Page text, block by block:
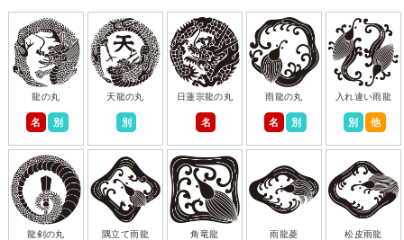
龍の丸
名 別
天龍の丸
別
日蓮宗龍の丸
名
雨龍の丸
名 別
入れ違い雨龍
別 他
龍剣の丸 隅立て雨龍 角竜龍 雨龍菱 松皮雨龍